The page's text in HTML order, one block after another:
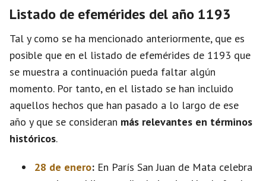
Listado de efemérides del año 1193
Tal y como se ha mencionado anteriormente, que es
posible que en el listado de efemérides de 1193 que
se muestra a continuación pueda faltar algún
momento. Por tanto, en el listado se han incluido
aquellos hechos que han pasado a lo largo de ese
año y que se consideran más relevantes en términos
históricos.
28 de enero: En París San Juan de Mata celebra